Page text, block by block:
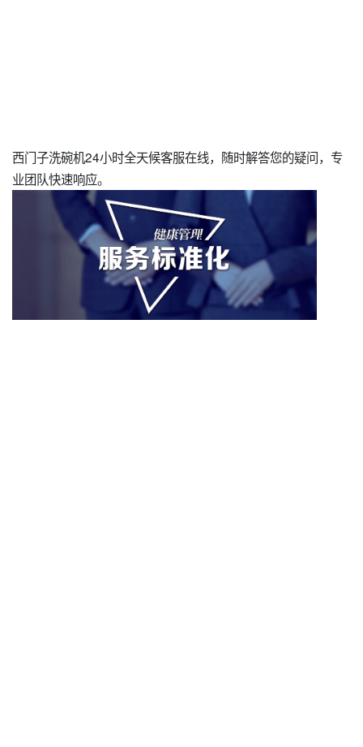
西门子洗碗机24小时全天候客服在线，随时解答您的疑问，专
业团队快速响应。